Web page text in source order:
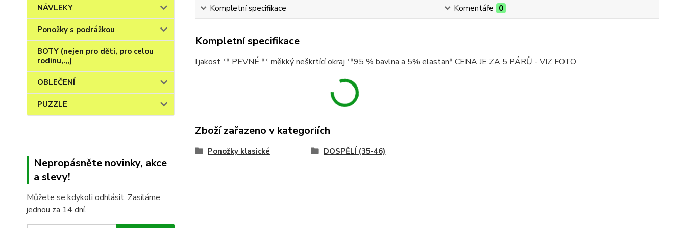
NÁVLEKY
Ponožky s podrážkou
BOTY (nejen pro děti, pro celou
rodinu,.,,)
OBLEČENÍ
PUZZLE
Nepropásněte novinky, akce
a slevy!
Můžete se kdykoli odhlásit. Zasíláme
jednou za 14 dní.
Kompletní specifikace Komentáře 0
Kompletní specifikace
I.jakost ** PEVNÉ ** měkký neškrtící okraj **95 % bavlna a 5% elastan* CENA JE ZA 5 PÁRŮ - VIZ FOTO
Zboží zařazeno v kategoriích
Ponožky klasické DOSPĚLÍ (35-46)